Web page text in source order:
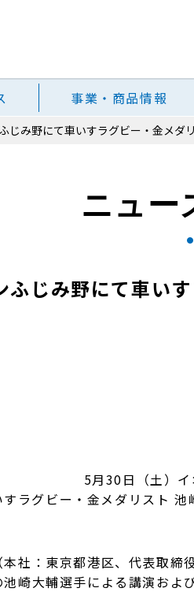
事業・商品情報
じみ野にて車いすラグビー・金メダ
ニュー
じみ野にて車い
5月30日（土）
すラグビー・金メダリスト
社：東京都港区、代表取
崎大輔選手による講演およ